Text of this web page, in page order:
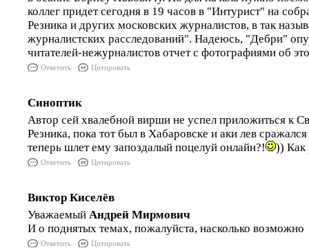
коллег придет сегодня в 19 часов в "Интурист" на
Резника и других московских журналистов, в так
журналистских расследований". Надеюсь, "Дебри"
читателей-нежурналистов отчет с фотографиями об
Ответить Цитировать
Синоптик
Автор сей хвалебной вирши не успел приложиться к
Резника, пока тот был в Хабаровске и аки лев
теперь шлет ему запоздалый поцелуй онлайн?!
)) Как
Ответить Цитировать
Виктор Киселёв
Уважаемый Андрей Мирмович
И о поднятых темах, пожалуйста, насколько возможно
Ответить Цитировать